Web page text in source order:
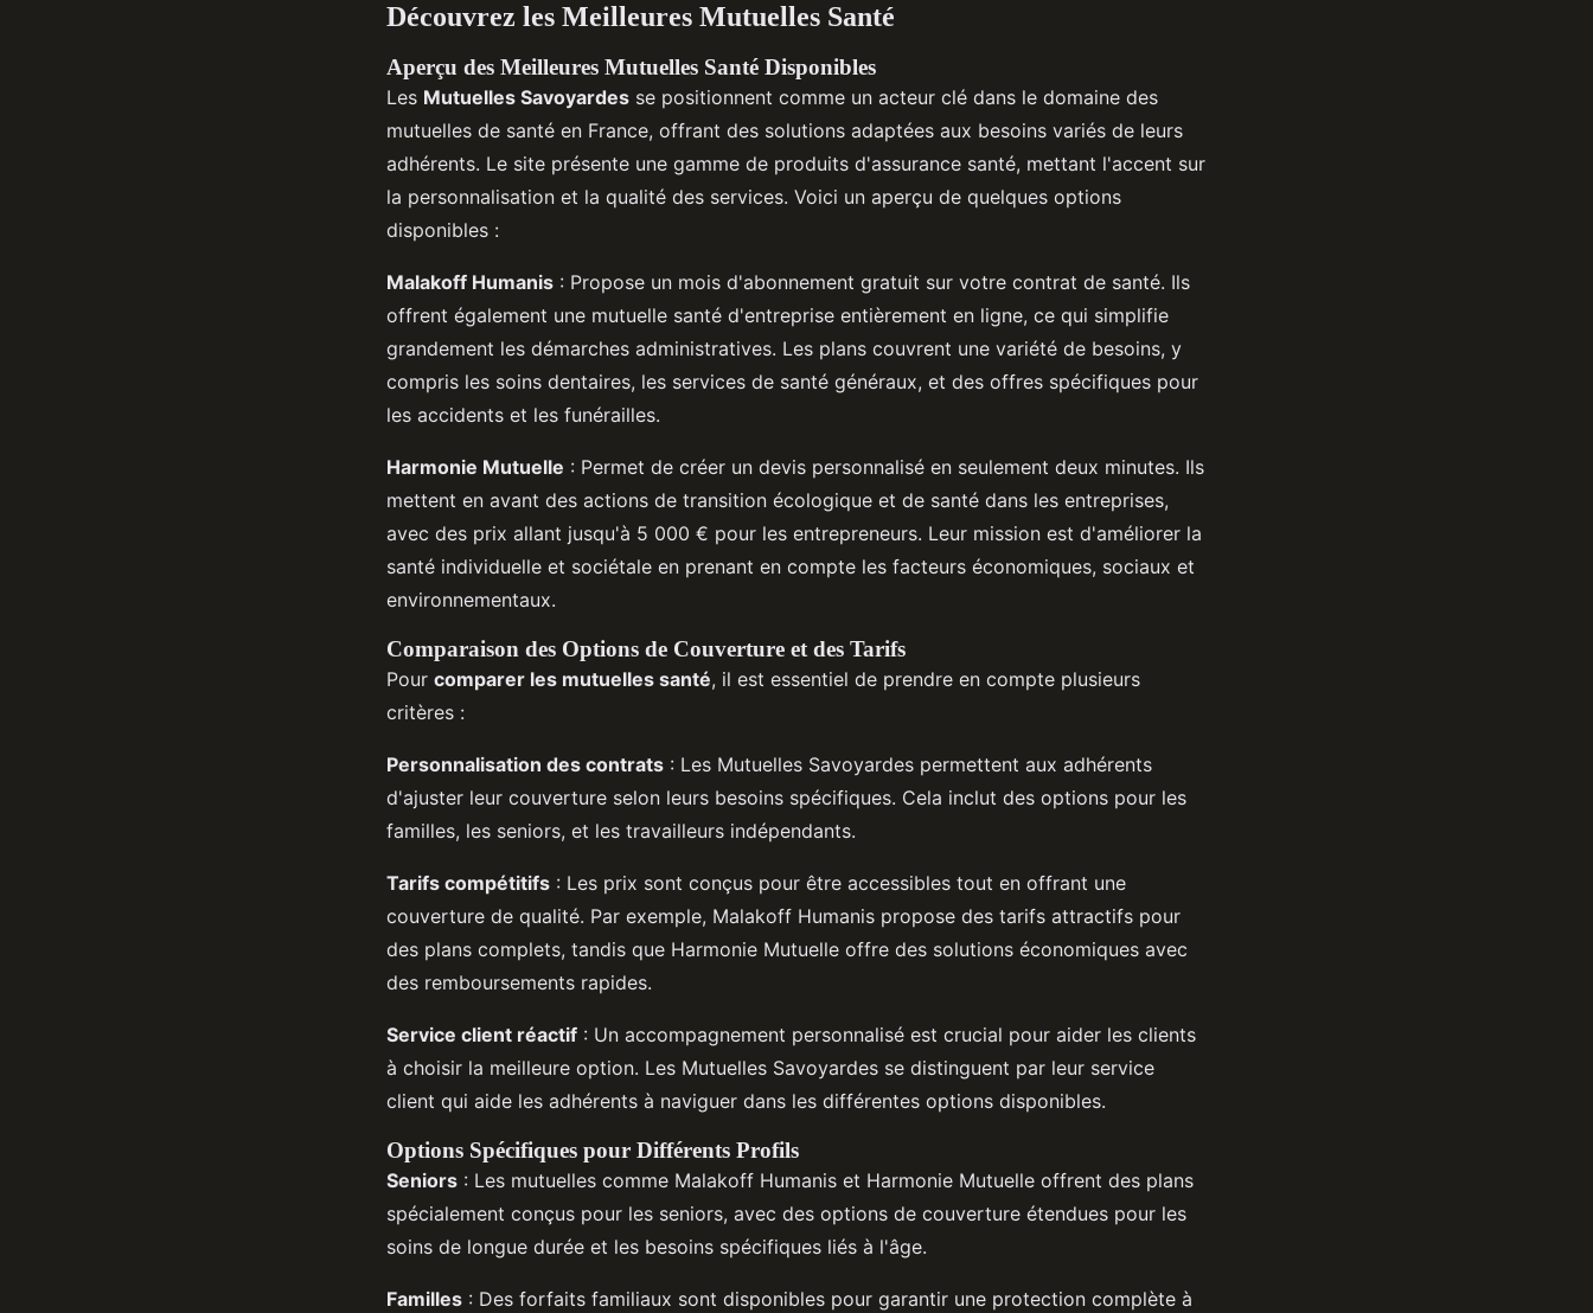
Découvrez les Meilleures Mutuelles Santé
Aperçu des Meilleures Mutuelles Santé Disponibles
Les Mutuelles Savoyardes se positionnent comme un acteur clé dans le domaine des
mutuelles de santé en France, offrant des solutions adaptées aux besoins variés de leurs
adhérents. Le site présente une gamme de produits d'assurance santé, mettant l'accent sur
la personnalisation et la qualité des services. Voici un aperçu de quelques options
disponibles :
Malakoff Humanis : Propose un mois d'abonnement gratuit sur votre contrat de santé. Ils
offrent également une mutuelle santé d'entreprise entièrement en ligne, ce qui simplifie
grandement les démarches administratives. Les plans couvrent une variété de besoins, y
compris les soins dentaires, les services de santé généraux, et des offres spécifiques pour
les accidents et les funérailles.
Harmonie Mutuelle : Permet de créer un devis personnalisé en seulement deux minutes. Ils
mettent en avant des actions de transition écologique et de santé dans les entreprises,
avec des prix allant jusqu'à 5 000 € pour les entrepreneurs. Leur mission est d'améliorer la
santé individuelle et sociétale en prenant en compte les facteurs économiques, sociaux et
environnementaux.
Comparaison des Options de Couverture et des Tarifs
Pour comparer les mutuelles santé, il est essentiel de prendre en compte plusieurs
critères :
Personnalisation des contrats : Les Mutuelles Savoyardes permettent aux adhérents
d'ajuster leur couverture selon leurs besoins spécifiques. Cela inclut des options pour les
familles, les seniors, et les travailleurs indépendants.
Tarifs compétitifs : Les prix sont conçus pour être accessibles tout en offrant une
couverture de qualité. Par exemple, Malakoff Humanis propose des tarifs attractifs pour
des plans complets, tandis que Harmonie Mutuelle offre des solutions économiques avec
des remboursements rapides.
Service client réactif : Un accompagnement personnalisé est crucial pour aider les clients
à choisir la meilleure option. Les Mutuelles Savoyardes se distinguent par leur service
client qui aide les adhérents à naviguer dans les différentes options disponibles.
Options Spécifiques pour Différents Profils
Seniors : Les mutuelles comme Malakoff Humanis et Harmonie Mutuelle offrent des plans
spécialement conçus pour les seniors, avec des options de couverture étendues pour les
soins de longue durée et les besoins spécifiques liés à l'âge.
Familles : Des forfaits familiaux sont disponibles pour garantir une protection complète à